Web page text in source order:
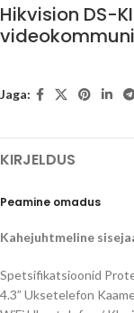
Hikvision DS-
Jaga:
KIRJELDUS
Peamine omadus
Kahejuhtmeline
Spetsifikatsioonid
4.3” Uksetelefon